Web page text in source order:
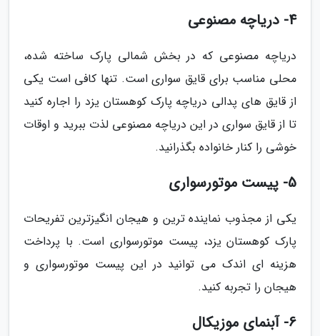
4- دریاچه مصنوعی
دریاچه مصنوعی که در بخش شمالی پارک ساخته شده،
محلی مناسب برای قایق سواری است. تنها کافی است یکی
از قایق های پدالی دریاچه پارک کوهستان یزد را اجاره کنید
تا از قایق سواری در این دریاچه مصنوعی لذت ببرید و اوقات
خوشی را کنار خانواده بگذرانید.
5- پیست موتورسواری
یکی از مجذوب نماینده ترین و هیجان انگیزترین تفریحات
پارک کوهستان یزد، پیست موتورسواری است. با پرداخت
هزینه ای اندک می توانید در این پیست موتورسواری و
هیجان را تجربه کنید.
6- آبنمای موزیکال